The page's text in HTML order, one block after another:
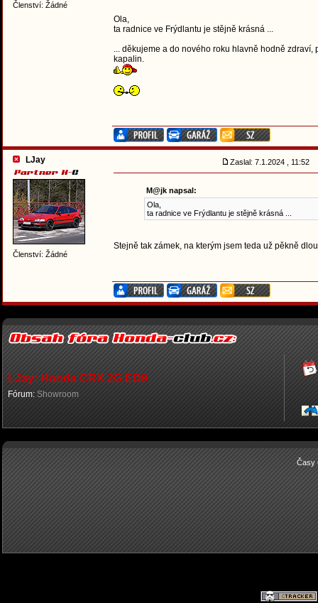
Členství: Žádné
Ola,
ta radnice ve Frýdlantu je stějně krásná ...
... děkujeme a do nového roku hlavně hodně
kapalin.
LJay
Členství: Žádné
Zaslal: 7.1.2024 , 11:52
M@jk napsal:
Ola,
ta radnice ve Frýdlantu je stějně krásná ...
Stejně tak zámek, na kterým jsem teda už pěkně
LJay: Honda CRX 2G ED9
Fórum: Showroom
Časy